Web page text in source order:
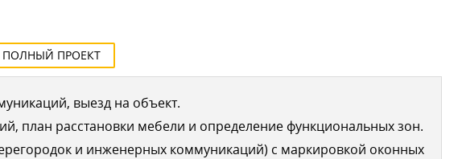
ПОЛНЫЙ ПРОЕКТ
выезд на объект.
план расстановки мебели и определение функциональных зон.
и инженерных коммуникаций) с маркировкой оконных